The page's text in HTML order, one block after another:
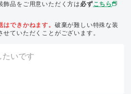
飾品をご用意いただく方は 必ずこちら
できかねます。 破棄が難しい特殊な装
ていただくことがございます。